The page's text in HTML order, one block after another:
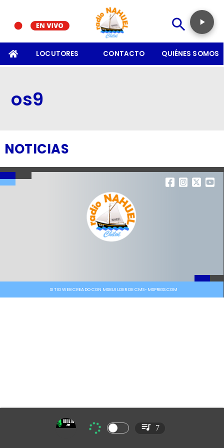
LOCUTORES CONTACTO QUIÉNES SOMOS
os9
NOTICIAS
SITIO WEB CREADO CON MSBUILDER DE CMS-MSPRESS.COM
7